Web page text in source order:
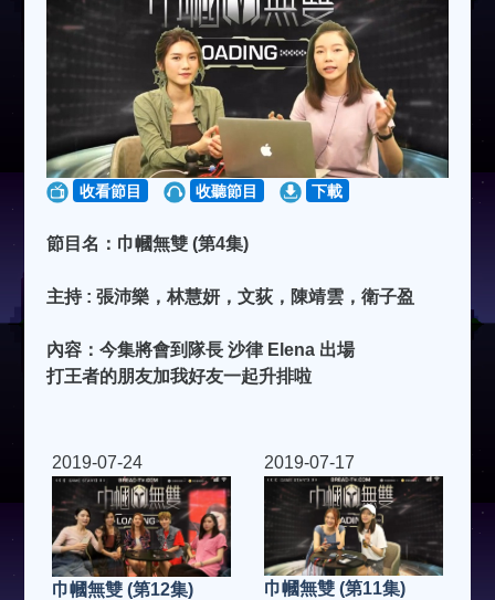
收看節目 收聽節目 下載
節目名：巾幗無雙 (第4集)
主持 : 張沛樂，林慧妍，文荻，陳靖雲，衛子盈
內容：今集將會到隊長 沙律 Elena 出場
打王者的朋友加我好友一起升排啦
2019-07-24
巾幗無雙 (第12集)
2019-07-17
巾幗無雙 (第11集)